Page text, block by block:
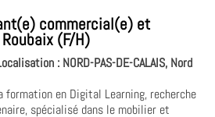
commercial(e) et
(F/H)
: NORD-PAS-DE-CALAIS, Nord
formation en Digital Learning, recherche
spécialisé dans le mobilier et